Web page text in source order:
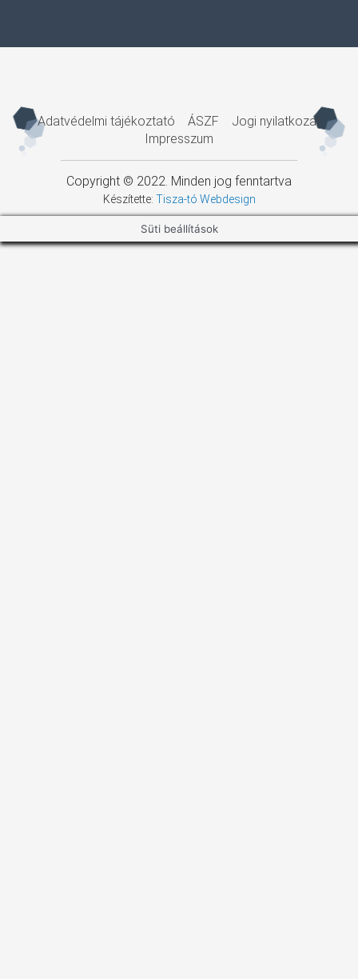
Adatvédelmi tájékoztató ÁSZF
Jogi nyilatkozat
Impresszum
Copyright © 2022. Minden jog fenntartva
Készítette: Tisza-tó Webdesign
Süti beállítások